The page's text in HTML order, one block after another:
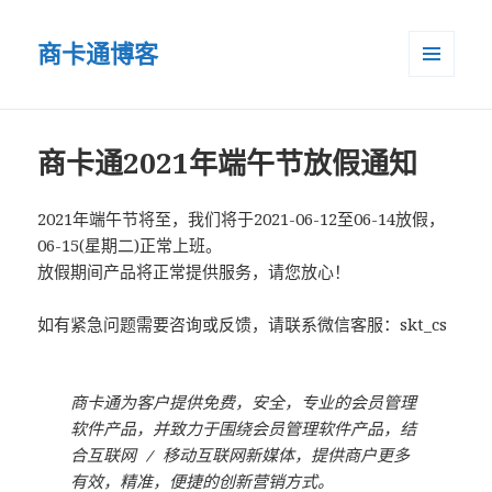
商卡通博客
商卡通2021年端午节放假通知
2021年端午节将至，我们将于2021-06-12至06-14放假，
06-15(星期二)正常上班。
放假期间产品将正常提供服务，请您放心！
如有紧急问题需要咨询或反馈，请联系微信客服：skt_cs
商卡通为客户提供免费，安全，专业的会员管理
软件产品，并致力于围绕会员管理软件产品，结
合互联网 / 移动互联网新媒体，提供商户更多
有效，精准，便捷的创新营销方式。